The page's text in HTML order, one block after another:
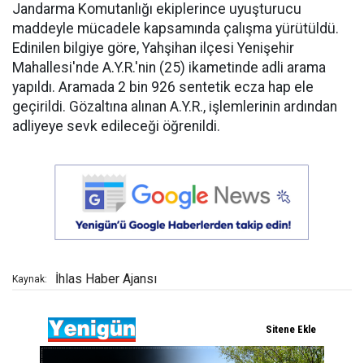
Jandarma Komutanlığı ekiplerince uyuşturucu
maddeyle mücadele kapsamında çalışma yürütüldü.
Edinilen bilgiye göre, Yahşihan ilçesi Yenişehir
Mahallesi'nde A.Y.R.'nin (25) ikametinde adli arama
yapıldı. Aramada 2 bin 926 sentetik ecza hap ele
geçirildi. Gözaltına alınan A.Y.R., işlemlerinin ardından
adliyeye sevk edileceği öğrenildi.
Kaynak: İhlas Haber Ajansı